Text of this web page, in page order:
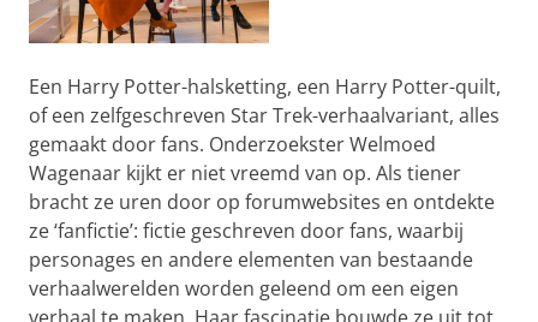
Een Harry Potter-halsketting, een Harry Potter-quilt,
of een zelfgeschreven Star Trek-verhaalvariant, alles
gemaakt door fans. Onderzoekster Welmoed
Wagenaar kijkt er niet vreemd van op. Als tiener
bracht ze uren door op forumwebsites en ontdekte
ze ‘fanfictie’: fictie geschreven door fans, waarbij
personages en andere elementen van bestaande
verhaalwerelden worden geleend om een eigen